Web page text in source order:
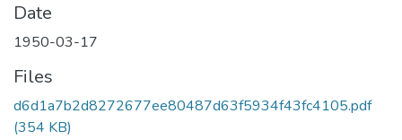
Date
1950-03-17
Files
d6d1a7b2d8272677ee80487d63f5934f43fc4105.pdf
(354 KB)